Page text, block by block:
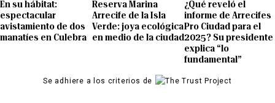
En su hábitat:
espectacular
avistamiento de dos
manatíes en Culebra
Reserva Marina
Arrecife de la Isla
Verde: joya ecológica
en medio de la ciudad
¿Qué reveló el
informe de Arrecifes
Pro Ciudad para el
2025? Su presidente
explica “lo
fundamental”
Se adhiere a los criterios de